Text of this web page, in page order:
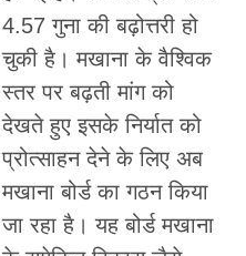
4.57 गुना की बढ़ोत्तरी हो
चुकी है। मखाना के वैश्विक
स्तर पर बढ़ती मांग को
देखते हुए इसके निर्यात को
प्रोत्साहन देने के लिए अब
मखाना बोर्ड का गठन किया
जा रहा है। यह बोर्ड मखाना